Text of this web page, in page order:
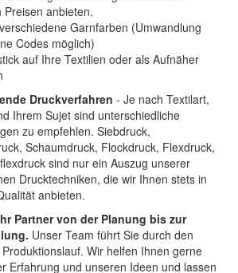
Preisen anbieten.
Garnfarben (Umwandlung
Codes möglich)
auf Ihre Textilien oder als Aufnäher
Druckverfahren - Je nach Textilart,
Ihrem Sujet sind unterschiedliche
zu empfehlen. Siebdruck,
Schaumdruck, Flockdruck, Flexdruck,
sind nur ein Auszug unserer
Drucktechniken, die wir Ihnen stets in
anbieten.
Partner von der Planung bis zur
Unser Team führt Sie durch den
Wir helfen Ihnen gerne
Erfahrung und unseren Ideen und lassen